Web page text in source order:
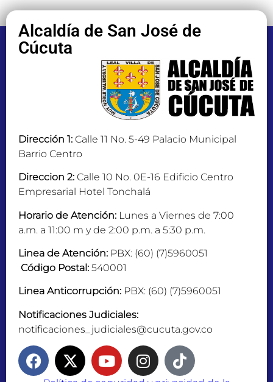
Alcaldía de San José de
Cúcuta
Dirección 1: Calle 11 No. 5-49 Palacio Municipal
Barrio Centro
Direccion 2: Calle 10 No. 0E-16 Edificio Centro
Empresarial Hotel Tonchalá
Horario de Atención: Lunes a Viernes de 7:00
a.m. a 11:00 m y de 2:00 p.m. a 5:30 p.m.
Linea de Atención: PBX: (60) (7)5960051
Código Postal: 540001
Linea Anticorrupción: PBX: (60) (7)5960051
Notificaciones Judiciales:
notificaciones_judiciales@cucuta.gov.co